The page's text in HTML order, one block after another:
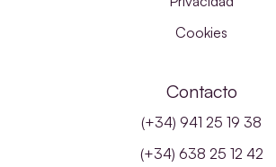
Cookies
Contacto
(+34) 941 25 19 38
(+34) 638 25 12 42